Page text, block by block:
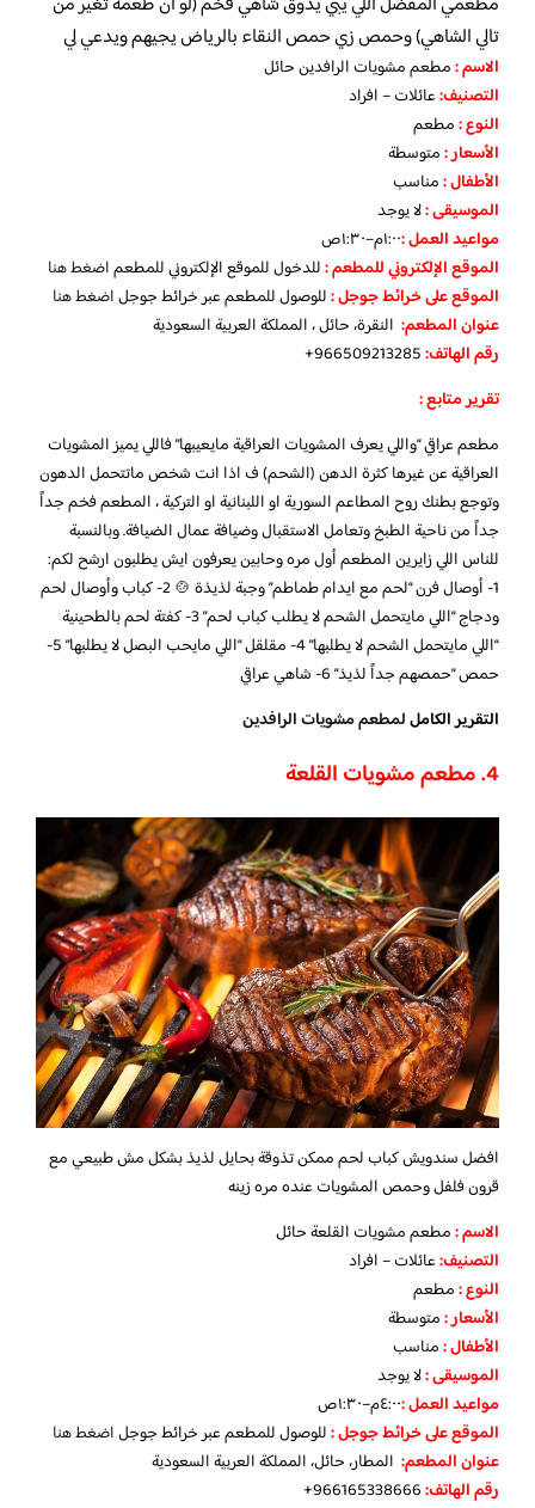
تالي الشاهي) وحمص زي حمص النقاء بالرياض يجيهم ويدعي لي
الاسم :مطعم مشويات الرافدين حائل
التصنيف:عائلات – افراد
النوع :مطعم
الأسعار:متوسطة
الأطفال:مناسب
الموسيقى :لا يوجد
مواعيد العمل :١:٠٠م–١:٣٠ص
الموقع الإلكتروني للمطعم:للدخول للموقع الإلكتروني للمطعماضغط هنا
الموقع على خرائط جوجل:للوصول للمطعم عبر خرائط جوجلاضغط هنا
عنوان المطعم: النقرة، حائل ، المملكة العربية السعودية
رقم الهاتف:
تقرير متابع :
مطعم عراقي “واللي يعرف المشويات العراقية مايعيبها” فاللي يميز المشويات
العراقية عن غيرها كثرة الدهن (الشحم) ف اذا انت شخص ماتتحمل الدهون
وتوجع بطنك روح المطاعم السورية او اللبنانية او التركية ، المطعم فخم جداً
جداً من ناحية الطبخ وتعامل الاستقبال وضيافة عمال الضيافة. وبالنسبة
للناس اللي زايرين المطعم أول مره وحابين يعرفون ايش يطلبون ارشح لكم:
1- أوصال فرن “لحم مع ايدام طماطم” وجبة لذيذة 🍲 2- كباب وأوصال لحم
ودجاج “اللي مايتحمل الشحم لا يطلب كباب لحم” 3- كفتة لحم بالطحينية
“اللي مايتحمل الشحم لا يطلبها” 4- مقلقل “اللي مايحب البصل لا يطلبها” 5-
حمص “حمصهم جداً لذيذ” 6- شاهي عراقي
التقرير الكامللمطعم مشويات الرافدين
4. مطعم مشويات القلعة
افضل سندويش كباب لحم ممكن تذوقة بحايل لذيذ بشكل مش طبيعي مع
قرون فلفل وحمص المشويات عنده مره زينه
الاسم :مطعم مشويات القلعة حائل
التصنيف:عائلات – افراد
النوع :مطعم
الأسعار:متوسطة
الأطفال:مناسب
الموسيقى :لا يوجد
مواعيد العمل :٤:٠٠م–١:٣٠ص
الموقع على خرائط جوجل:للوصول للمطعم عبر خرائط جوجلاضغط هنا
عنوان المطعم: المطار، حائل، المملكة العربية السعودية
رقم الهاتف: